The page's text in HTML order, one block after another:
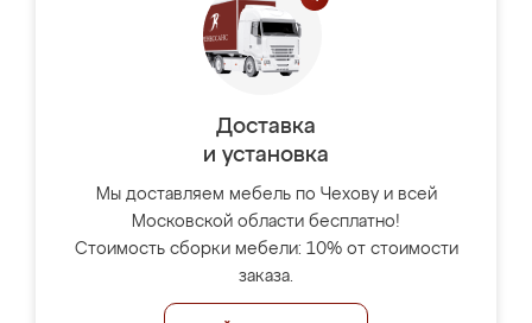
Доставка
и установка
Мы доставляем мебель по Чехову и всей
Московской области бесплатно!
Стоимость сборки мебели: 10% от стоимости
заказа.